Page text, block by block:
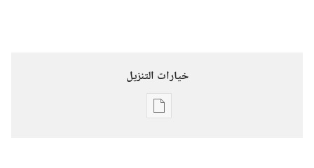
خيارات التنزيل
خيارات